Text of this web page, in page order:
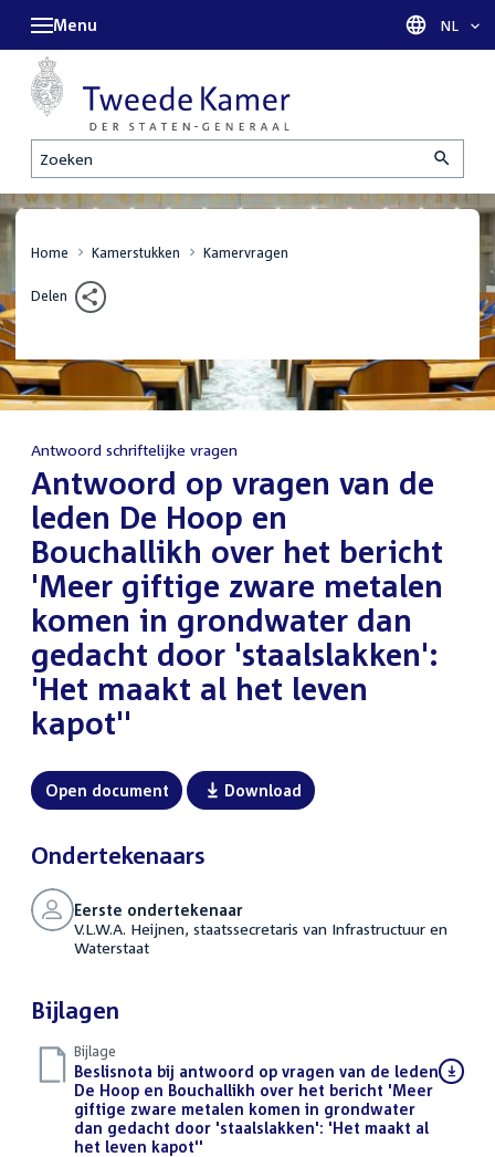
Zoeken
Menu Taal
NL
Home Kamerstukken Kamervragen
Delen
Antwoord schriftelijke vragen
Antwoord op vragen van de
leden De Hoop en
Bouchallikh over het bericht
'Meer giftige zware metalen
komen in grondwater dan
gedacht door 'staalslakken':
'Het maakt al het leven
kapot''
Open document Download
Ondertekenaars
Eerste ondertekenaar
V.L.W.A. Heijnen, staatssecretaris van Infrastructuur en
Waterstaat
Bijlagen
Bijlage
Download
bestand:
Beslisnota bij antwoord op vragen van de leden
De Hoop en Bouchallikh over het bericht 'Meer
giftige zware metalen komen in grondwater
dan gedacht door 'staalslakken': 'Het maakt al
het leven kapot''